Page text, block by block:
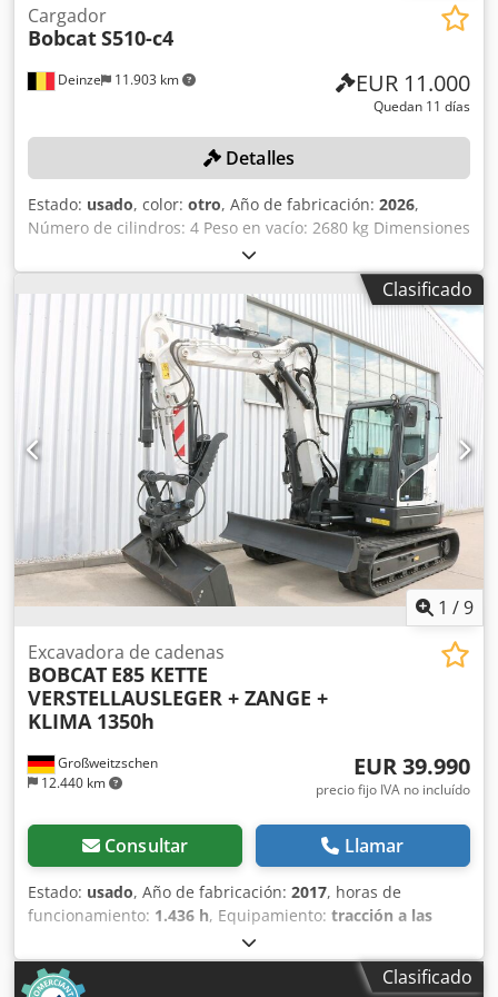
Deinze 11.903 km
Cargador
BobcatS510-c4
EUR 11.000
Quedan 11 días
Detalles
Estado: usado, color: otro, Año de fabricación: 2026,
Número de cilindros: 4 Peso en vacío: 2680 kg Dimensiones
(largo x ancho x alto): 337 x 172 x 197 cm Sistema de
cambio rápido: sí Peso propio: 2680 kg Dimensiones de
transporte: 3378 x 1727 x 1972 mm Marca y modelo del
motor: Kubota V2403 Potencia: 36,5 kW / 48,9 CV Cilindros:
4 Tamaño de los neumáticos: ruedas delanteras y traseras:
30x10-16 Ancho de la pala: 1730 mm Crodpfx Ajzrv Uljcaef
Equipamiento: sistema de cambio rápido mecánico
Función adicional: Sin certificación ni registro CE Sin
documentación
Clasificado
1 /9
Großweitzschen
12.440 km
Excavadora de cadenas
BOBCAT E85 KETTE
VERSTELLAUSLEGER + ZANGE +
KLIMA 1350h
EUR 39.990
precio fijo IVA no incluído
Consultar Llamar
Estado: usado, Año de fabricación: 2017, horas de
funcionamiento: 1.436 h, Equipamiento: tracción a las
, Ofrecemos una máquina E85 poco común,
no procedente de una empresa de construcción pequeña,
con aire acondicionado. * BRAZO EXTENDIBLE conClasificado